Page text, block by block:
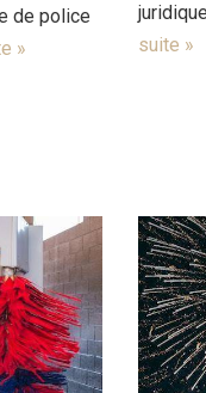
de police
»
suite »